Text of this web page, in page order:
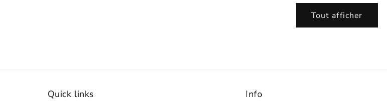
Tout afficher
Quick links Info